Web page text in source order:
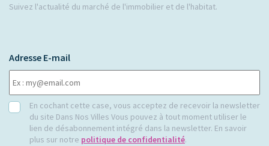
Suivez l'actualité du marché de l'immobilier et de l'habitat.
Adresse E-mail
RGPDEn cochant cette case, vous acceptez de recevoir la newsletter
du site Dans Nos Villes Vous pouvez à tout moment utiliser le
lien de désabonnement intégré dans la newsletter. En savoir
plus sur notre politique de confidentialité.